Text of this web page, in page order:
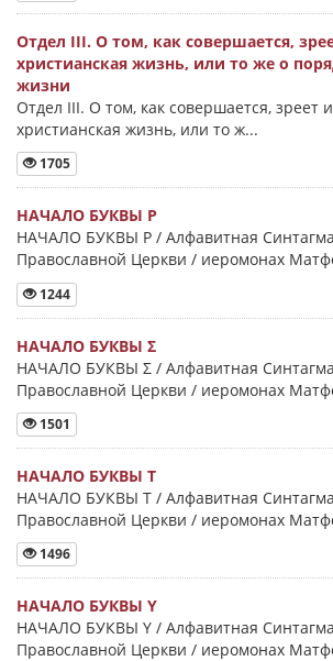
Отдел III. О том, как совершается,
христианская жизнь, или то же о
жизни
Отдел III. О том, как совершается, зреет
христианская жизнь, или то ж...
1705
НАЧАЛО БУКВЫ Ρ
НАЧАЛО БУКВЫ Ρ / Алфавитная
Православной Церкви / иеромонах
1244
НАЧАЛО БУКВЫ Σ
НАЧАЛО БУКВЫ Σ / Алфавитная
Православной Церкви / иеромонах
1501
НАЧАЛО БУКВЫ Τ
НАЧАЛО БУКВЫ Τ / Алфавитная
Православной Церкви / иеромонах
1496
НАЧАЛО БУКВЫ Y
НАЧАЛО БУКВЫ Y / Алфавитная
Православной Церкви / иеромонах